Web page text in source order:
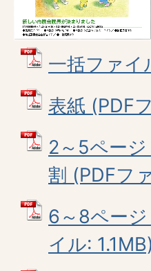
一括ファイ
表紙 (PDF
2～5ペー
割 (PDFフ
6～8ペー
イル: 1.1MB)